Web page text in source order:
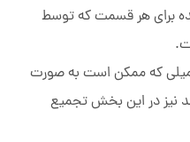
برای هر قسمت که توسط
که ممکن است به صورت
نیز در این بخش تجمیع